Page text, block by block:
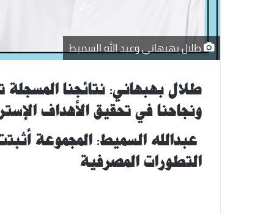
طلال بهبهاني وعبد الله السميط
طلال بهبهاني: نتائجنا
ونجاحنا في تحقيق الأهداف
عبدالله السميط: المجموعة
التطورات المصرفية